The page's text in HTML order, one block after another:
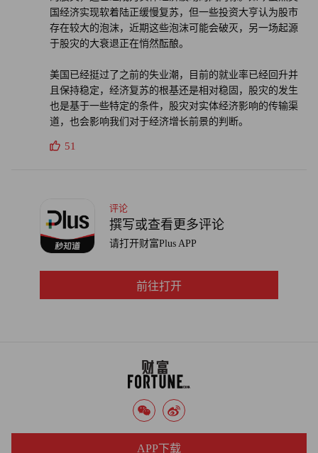
的演变过程并不一致：“距离传统泡沫破灭、传统的经济衰
退、传统的利润率下降以及股市暴跌，还有一两年时间。这
些情况可能发生在人工智能真正产生影响之前。”（财富中
译者：刘进龙
国经济实现软着陆正缓慢复苏，但一些投资大亨认为股市
存在较大的泡沫，近期这些泡沫可能会破灭，另一场起源
于股灾的大衰退正在悄然酝酿。
美国已经挺过了之前的失业潮，目前的就业率已经回升并
且保持稳定，经济复苏的根基还是相对稳固，股灾的发生
也是基于一些特定的条件，股灾对实体经济影响的传输渠
道，也会影响我们对于经济增长前景的判断。
51
评论
撰写或查看更多评论
请打开财富Plus APP
前往打开
APP下载